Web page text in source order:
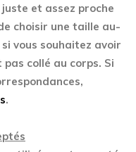
et assez proche
choisir une taille au-
vous souhaitez avoir
pas collé au corps. Si
.